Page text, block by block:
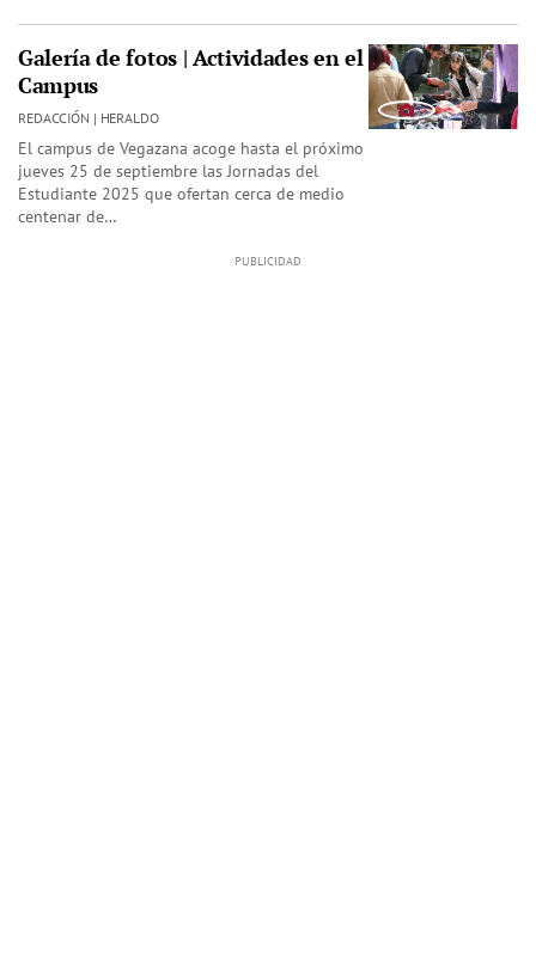
Galería de fotos | Actividades en el
Campus
REDACCIÓN | HERALDO
El campus de Vegazana acoge hasta el próximo
jueves 25 de septiembre las Jornadas del
Estudiante 2025 que ofertan cerca de medio
centenar de…